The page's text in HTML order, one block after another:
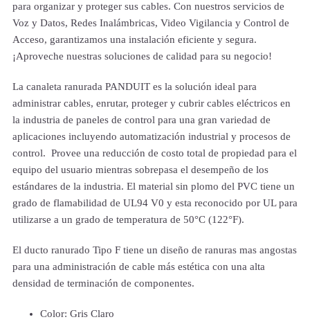
para organizar y proteger sus cables. Con nuestros servicios de
Voz y Datos, Redes Inalámbricas, Video Vigilancia y Control de
Acceso, garantizamos una instalación eficiente y segura.
¡Aproveche nuestras soluciones de calidad para su negocio!
La canaleta ranurada PANDUIT es la solución ideal para
administrar cables, enrutar, proteger y cubrir cables eléctricos en
la industria de paneles de control para una gran variedad de
aplicaciones incluyendo automatización industrial y procesos de
control. Provee una reducción de costo total de propiedad para el
equipo del usuario mientras sobrepasa el desempeño de los
estándares de la industria. El material sin plomo del PVC tiene un
grado de flamabilidad de UL94 V0 y esta reconocido por UL para
utilizarse a un grado de temperatura de 50°C (122°F).
El ducto ranurado Tipo F tiene un diseño de ranuras mas angostas
para una administración de cable más estética con una alta
densidad de terminación de componentes.
Color: Gris Claro